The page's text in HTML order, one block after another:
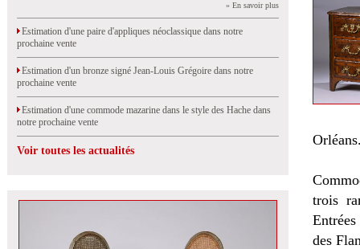
» En savoir plus
Estimation d'une paire d'appliques néoclassique dans notre
prochaine vente
Estimation d'un bronze signé Jean-Louis Grégoire dans notre
prochaine vente
Estimation d'une commode mazarine dans le style des Hache dans
notre prochaine vente
Voir toutes les actualités
trois
des